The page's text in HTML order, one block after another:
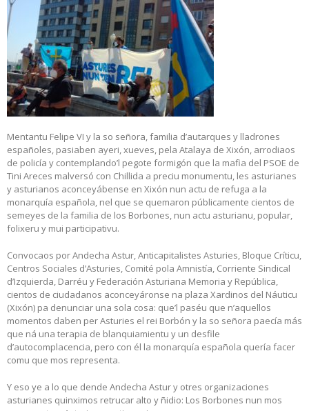
Mentantu Felipe VI y la so señora, familia d’autarques y lladrones
españoles, pasiaben ayeri, xueves, pela Atalaya de Xixón, arrodiaos
de policía y contemplando’l pegote formigón que la mafia del PSOE de
Tini Areces malversó con Chillida a preciu monumentu, les asturianes
y asturianos aconceyábense en Xixón nun actu de refuga a la
monarquía española, nel que se quemaron públicamente cientos de
semeyes de la familia de los Borbones, nun actu asturianu, popular,
folixeru y mui participativu.
Convocaos por Andecha Astur, Anticapitalistes Asturies, Bloque Críticu,
Centros Sociales d’Asturies, Comité pola Amnistía, Corriente Sindical
d’Izquierda, Darréu y Federación Asturiana Memoria y República,
cientos de ciudadanos aconceyáronse na plaza Xardinos del Náuticu
(Xixón) pa denunciar una sola cosa: que’l paséu que n’aquellos
momentos daben per Asturies el rei Borbón y la so señora paecía más
que ná una terapia de blanquiamientu y un desfile
d’autocomplacencia, pero con él la monarquía española quería facer
comu que mos representa.
Y eso ye a lo que dende Andecha Astur y otres organizaciones
asturianes quinximos retrucar alto y ñidio: Los Borbones nun mos